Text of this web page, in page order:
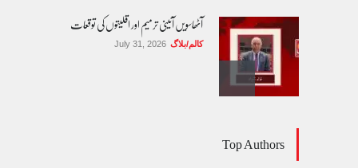
آٹھاسویں آئینی ترمیم اور اقلیتوں کی توقعات
کالم/بلاگ July 31, 2026
Top Authors